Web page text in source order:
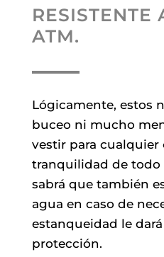
RESISTENTE
ATM.
Lógicamente, estos
buceo ni mucho
vestir para cualquier
tranquilidad de todo
sabrá que también
agua en caso de
estanqueidad le dará
protección.